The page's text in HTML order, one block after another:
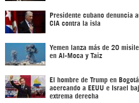
Presidente cubano denuncia
CIA contra la isla
Yemen lanza más de 20
en Al-Moca y Taiz
El hombre de Trump en
acercando a EEUU e Israel
extrema derecha